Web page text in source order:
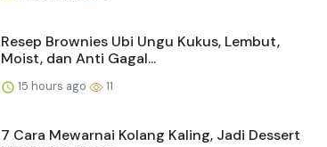
Resep Brownies Ubi Ungu Kukus, Lembut,
Moist, dan Anti Gagal...
15 hours ago 11
7 Cara Mewarnai Kolang Kaling, Jadi Dessert